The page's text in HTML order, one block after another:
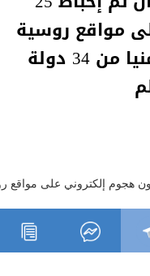
مواقع روسية
و55 جهازا استخباراتيا وأمنيا من 34 دولة